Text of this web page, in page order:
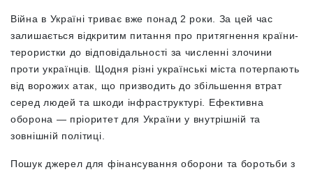
Війна в Україні триває вже понад 2 роки. За цей час
залишається відкритим питання про притягнення країни-
терористки до відповідальності за численні злочини
проти українців. Щодня різні українські міста потерпають
від ворожих атак, що призводить до збільшення втрат
серед людей та шкоди інфраструктурі. Ефективна
оборона — пріоритет для України у внутрішній та
зовнішній політиці.
Пошук джерел для фінансування оборони та боротьби з